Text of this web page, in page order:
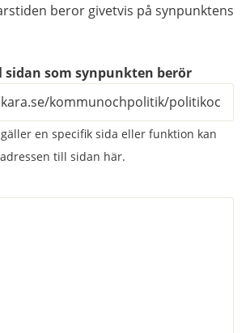
beror givetvis på synpunktens
sidan som synpunkten berör
en specifik sida eller funktion kan
till sidan här.